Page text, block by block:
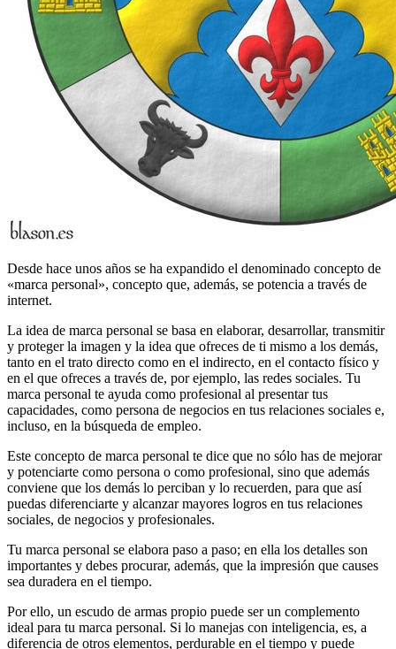
Desde hace unos años se ha expandido el denominado concepto de
«marca personal», concepto que, además, se potencia a través de
internet.
La idea de marca personal se basa en elaborar, desarrollar, transmitir
y proteger la imagen y la idea que ofreces de ti mismo a los demás,
tanto en el trato directo como en el indirecto, en el contacto físico y
en el que ofreces a través de, por ejemplo, las redes sociales. Tu
marca personal te ayuda como profesional al presentar tus
capacidades, como persona de negocios en tus relaciones sociales e,
incluso, en la búsqueda de empleo.
Este concepto de marca personal te dice que no sólo has de mejorar
y potenciarte como persona o como profesional, sino que además
conviene que los demás lo perciban y lo recuerden, para que así
puedas diferenciarte y alcanzar mayores logros en tus relaciones
sociales, de negocios y profesionales.
Tu marca personal se elabora paso a paso; en ella los detalles son
importantes y debes procurar, además, que la impresión que causes
sea duradera en el tiempo.
Por ello, un escudo de armas propio puede ser un complemento
ideal para tu marca personal. Si lo manejas con inteligencia, es, a
diferencia de otros elementos, perdurable en el tiempo y puede